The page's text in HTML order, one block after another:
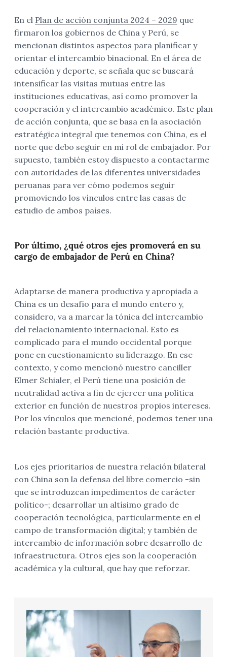
En el Plan de acción conjunta 2024 – 2029 que
firmaron los gobiernos de China y Perú, se
mencionan distintos aspectos para planificar y
orientar el intercambio binacional. En el área de
educación y deporte, se señala que se buscará
intensificar las visitas mutuas entre las
instituciones educativas, así como promover la
cooperación y el intercambio académico. Este plan
de acción conjunta, que se basa en la asociación
estratégica integral que tenemos con China, es el
norte que debo seguir en mi rol de embajador. Por
supuesto, también estoy dispuesto a contactarme
con autoridades de las diferentes universidades
peruanas para ver cómo podemos seguir
promoviendo los vínculos entre las casas de
estudio de ambos países.
Por último, ¿qué otros ejes promoverá en su
cargo de embajador de Perú en China?
Adaptarse de manera productiva y apropiada a
China es un desafío para el mundo entero y,
considero, va a marcar la tónica del intercambio
del relacionamiento internacional. Esto es
complicado para el mundo occidental porque
pone en cuestionamiento su liderazgo. En ese
contexto, y como mencionó nuestro canciller
Elmer Schialer, el Perú tiene una posición de
neutralidad activa a fin de ejercer una política
exterior en función de nuestros propios intereses.
Por los vínculos que mencioné, podemos tener una
relación bastante productiva.
Los ejes prioritarios de nuestra relación bilateral
con China son la defensa del libre comercio -sin
que se introduzcan impedimentos de carácter
político-; desarrollar un altísimo grado de
cooperación tecnológica, particularmente en el
campo de transformación digital; y también de
intercambio de información sobre desarrollo de
infraestructura. Otros ejes son la cooperación
académica y la cultural, que hay que reforzar.